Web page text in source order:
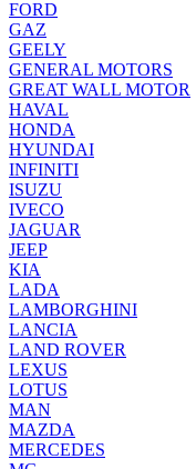
FORD
GAZ
GEELY
GENERAL MOTORS
GREAT WALL MOTOR
HAVAL
HONDA
HYUNDAI
INFINITI
ISUZU
IVECO
JAGUAR
JEEP
KIA
LADA
LAMBORGHINI
LANCIA
LAND ROVER
LEXUS
LOTUS
MAN
MAZDA
MERCEDES